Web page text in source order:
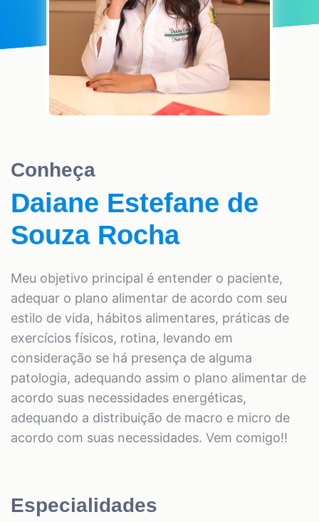
Conheça
Daiane Estefane de
Souza Rocha
Meu objetivo principal é entender o paciente,
adequar o plano alimentar de acordo com seu
estilo de vida, hábitos alimentares, práticas de
exercícios físicos, rotina, levando em
consideração se há presença de alguma
patologia, adequando assim o plano alimentar de
acordo suas necessidades energéticas,
adequando a distribuição de macro e micro de
acordo com suas necessidades. Vem comigo!!
Especialidades